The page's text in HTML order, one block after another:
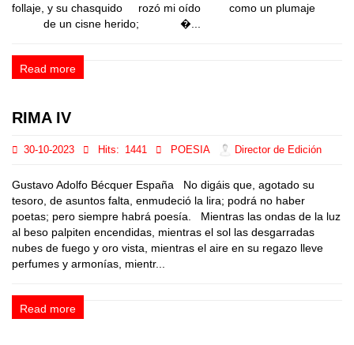
follaje, y su chasquido rozó mi oído como un plumaje
de un cisne herido; �...
Read more
RIMA IV
30-10-2023 Hits: 1441 POESIA Director de Edición
Gustavo Adolfo Bécquer España No digáis que, agotado su
tesoro, de asuntos falta, enmudeció la lira; podrá no haber
poetas; pero siempre habrá poesía. Mientras las ondas de la luz
al beso palpiten encendidas, mientras el sol las desgarradas
nubes de fuego y oro vista, mientras el aire en su regazo lleve
perfumes y armonías, mientr...
Read more